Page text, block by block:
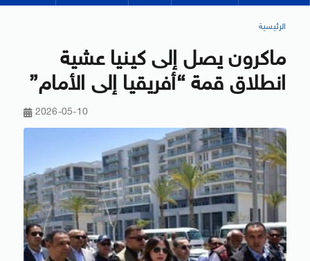
الرئيسية
ماكرون يصل إلى كينيا عشية
انطلاق قمة “أفريقيا إلى الأمام”
2026-05-10